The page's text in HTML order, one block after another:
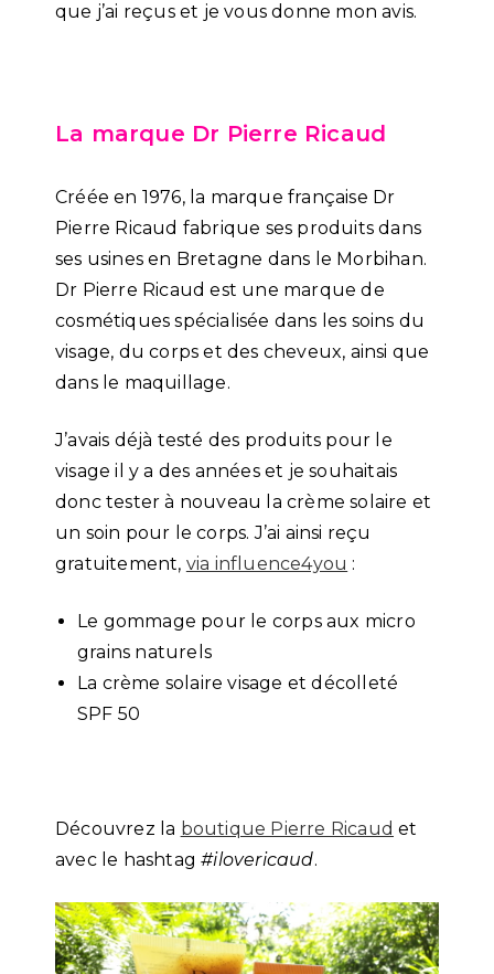
que j’ai reçus et je vous donne mon avis.
La marque Dr Pierre Ricaud
Créée en 1976, la marque française Dr
Pierre Ricaud fabrique ses produits dans
ses usines en Bretagne dans le Morbihan.
Dr Pierre Ricaud est une marque de
cosmétiques spécialisée dans les soins du
visage, du corps et des cheveux, ainsi que
dans le maquillage.
J’avais déjà testé des produits pour le
visage il y a des années et je souhaitais
donc tester à nouveau la crème solaire et
un soin pour le corps. J’ai ainsi reçu
gratuitement, via influence4you :
Le gommage pour le corps aux micro
grains naturels
La crème solaire visage et décolleté
SPF 50
Découvrez la boutique Pierre Ricaud et
avec le hashtag#ilovericaud.